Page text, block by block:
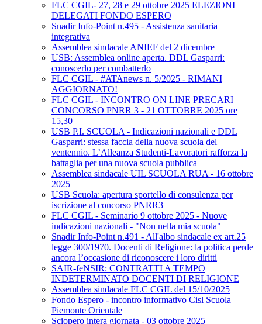
FLC CGIL- 27, 28 e 29 ottobre 2025 ELEZIONI
DELEGATI FONDO ESPERO
Snadir Info-Point n.495 - Assistenza sanitaria
integrativa
Assemblea sindacale ANIEF del 2 dicembre
USB: Assemblea online aperta. DDL Gasparri:
conoscerlo per combatterlo
FLC CGIL - #ATAnews n. 5/2025 - RIMANI
AGGIORNATO!
FLC CGIL - INCONTRO ON LINE PRECARI
CONCORSO PNRR 3 - 21 OTTOBRE 2025 ore
15,30
USB P.I. SCUOLA - Indicazioni nazionali e DDL
Gasparri: stessa faccia della nuova scuola del
ventennio. L’Alleanza Studenti-Lavoratori rafforza la
battaglia per una nuova scuola pubblica
Assemblea sindacale UIL SCUOLA RUA - 16 ottobre
2025
USB Scuola: apertura sportello di consulenza per
iscrizione al concorso PNRR3
FLC CGIL - Seminario 9 ottobre 2025 - Nuove
indicazioni nazionali - "Non nella mia scuola"
Snadir Info-Point n.491 - All'albo sindacale ex art.25
legge 300/1970. Docenti di Religione: la politica perde
ancora l’occasione di riconoscere i loro diritti
SAIR-feNSIR: CONTRATTI A TEMPO
INDETERMINATO DOCENTI DI RELIGIONE
Assemblea sindacale FLC CGIL del 15/10/2025
Fondo Espero - incontro informativo Cisl Scuola
Piemonte Orientale
Sciopero intera giornata - 03 ottobre 2025